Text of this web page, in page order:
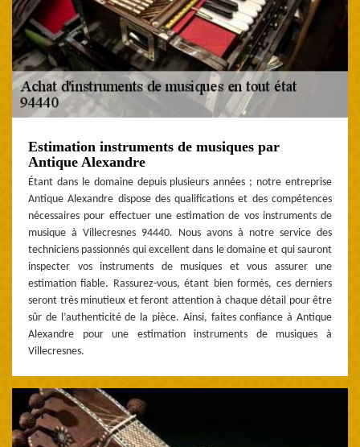
Estimation instruments de musiques par
Antique Alexandre
Étant dans le domaine depuis plusieurs années ; notre entreprise
Antique Alexandre dispose des qualifications et des compétences
nécessaires pour effectuer une estimation de vos instruments de
musique à Villecresnes 94440. Nous avons à notre service des
techniciens passionnés qui excellent dans le domaine et qui sauront
inspecter vos instruments de musiques et vous assurer une
estimation fiable. Rassurez-vous, étant bien formés, ces derniers
seront très minutieux et feront attention à chaque détail pour être
sûr de l’authenticité de la pièce. Ainsi, faites confiance à Antique
Alexandre pour une estimation instruments de musiques à
Villecresnes.